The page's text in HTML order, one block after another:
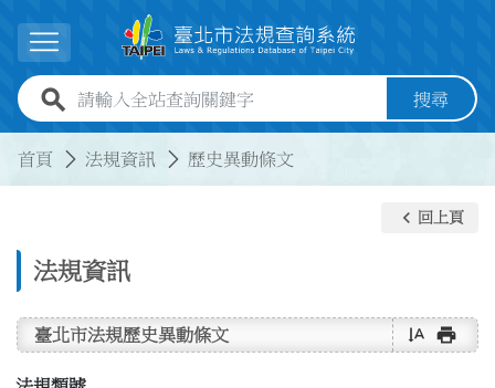
展開選單
全站查詢關鍵字欄位 搜尋
首頁 法規資訊 歷史異動條文
法規資訊
keyboard_arrow_left 回上頁
臺北市法規歷史異動條文 text_rotate_vertical print